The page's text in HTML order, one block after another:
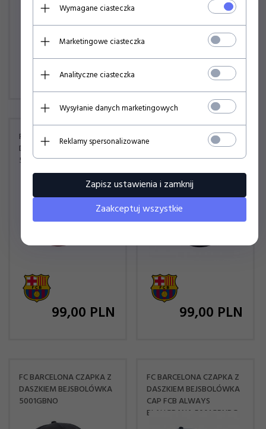
109,00PLN 00PLN
FC BARCELONA CZAPKA Z
DASZKIEM TRUCKER
5001GOP
99,00 PLN
FC BARCELONA CZAPKA Z
DASZKIEM BEJSBOLÓWKA
5001GOM
99,00 PLN
FC BARCELONA CZAPKA Z
DASZKIEM BEJSBOLÓWKA
5001GBNO
FC BARCELONA CZAPKA Z
DASZKIEM BEJSBOLÓWKA
CAP FCB ALWAYS
BLAUGRANA 5001GBNBG
Wymagane ciasteczka
Marketingowe ciasteczka
Analityczne ciasteczka
Wysyłanie danych marketingowych
Reklamy spersonalizowane
Zapisz ustawienia i zamknij
Zaakceptuj wszystkie